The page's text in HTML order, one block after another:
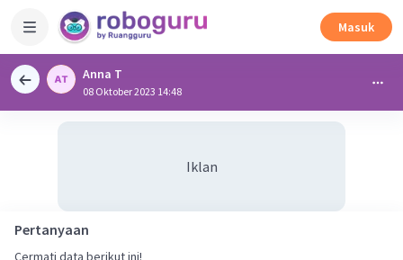
Masuk
Anna T
08 Oktober 2023 14:48
Iklan
Pertanyaan
Cermati data berikut ini!